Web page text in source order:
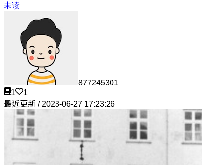
未读
877245301
1
1
最近更新 / 2023-06-27 17:23:26